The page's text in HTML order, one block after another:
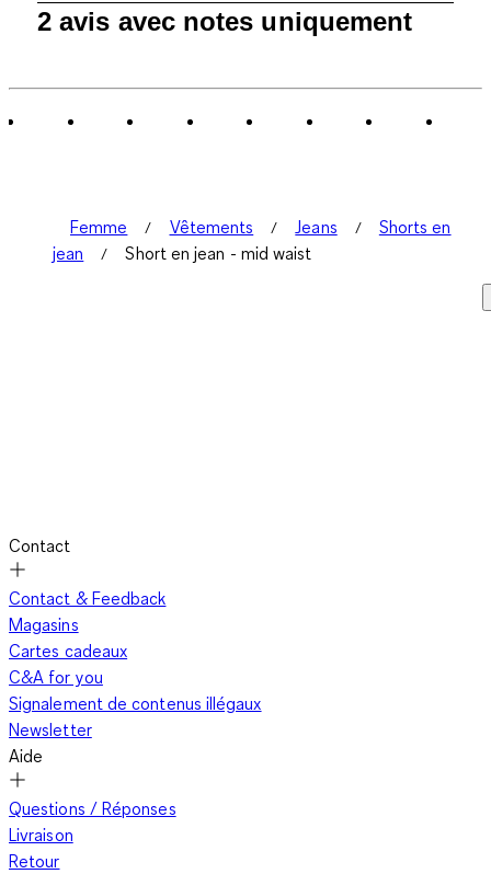
sur
2 avis avec notes uniquement
Femme Vêtements Jeans
Shorts en
jean
Short en jean - mid waist
Contact
Contact & Feedback
Magasins
Cartes cadeaux
C&A for you
Signalement de contenus illégaux
Newsletter
Aide
Questions / Réponses
Livraison
Retour